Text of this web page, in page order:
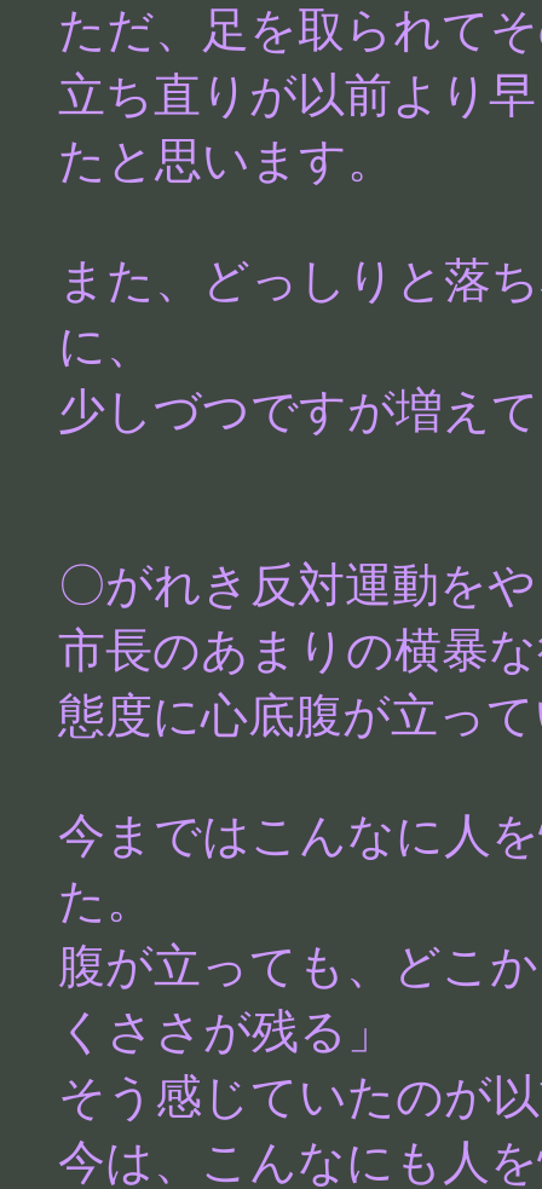
ただ、足を取られて
立ち直りが以前より
たと思います。
また、どっしりと落
に、
少しづつですが増え
〇がれき反対運動を
市長のあまりの横暴
態度に心底腹が立っ
今まではこんなに人
た。
腹が立っても、どこ
くささが残る」
そう感じていたのが
今は、こんなにも人